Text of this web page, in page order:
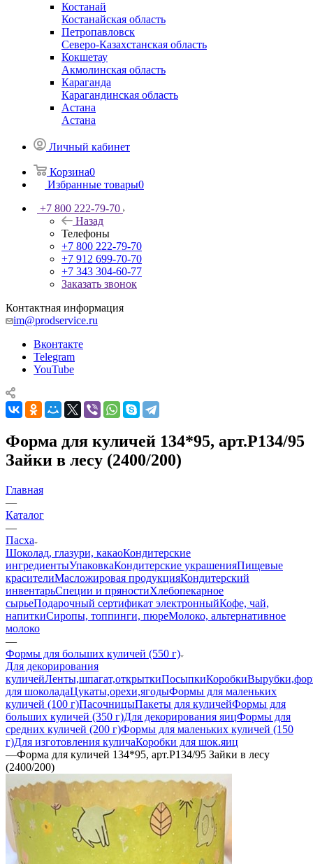
Костанай
Костанайская область
Петропавловск
Северо-Казахстанская область
Кокшетау
Акмолинская область
Караганда
Карагандинская область
Астана
Астана
Личный кабинет
Корзина0
Избранные товары0
+7 800 222-79-70
Назад
Телефоны
+7 800 222-79-70
+7 912 699-70-70
+7 343 304-60-77
Заказать звонок
Контактная информация
im@prodservice.ru
Вконтакте
Telegram
YouTube
Форма для куличей 134*95, арт.P134/95
Зайки в лесу (2400/200)
Главная
—
Каталог
—
Пасха
Шоколад, глазури, какаоКондитерские
ингредиентыУпаковкаКондитерские украшенияПищевые
красителиМасложировая продукцияКондитерский
инвентарьСпеции и пряностиХлебопекарное
сырьеПодарочный сертификат электронныйКофе, чай,
напиткиСиропы, топпинги, пюреМолоко, альтернативное
молоко
—
Формы для больших куличей (550 г)
Для декорирования
куличейЛенты,шпагат,открыткиПосыпкиКоробки
для шоколадаЦукаты,орехи,ягодыФормы для маленьких
куличей (100 г)ПасочницыПакеты для куличейФормы для
больших куличей (350 г)Для декорирования яицФормы для
средних куличей (200 г)Формы для маленьких куличей (150
г)Для изготовления куличаКоробки для шок.яиц
—Форма для куличей 134*95, арт.P134/95 Зайки в лесу
(2400/200)